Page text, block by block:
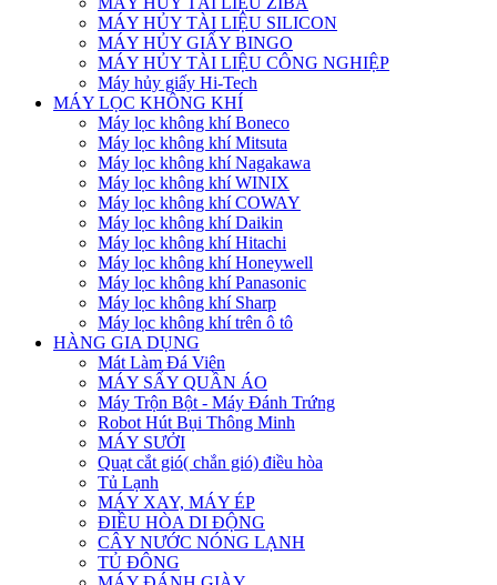
MÁY HỦY TÀI LIỆU SILICON
MÁY HỦY GIẤY BINGO
MÁY HỦY TÀI LIỆU CÔNG NGHIỆP
Máy hủy giấy Hi-Tech
MÁY LỌC KHÔNG KHÍ
Máy lọc không khí Boneco
Máy lọc không khí Mitsuta
Máy lọc không khí Nagakawa
Máy lọc không khí WINIX
Máy lọc không khí COWAY
Máy lọc không khí Daikin
Máy lọc không khí Hitachi
Máy lọc không khí Honeywell
Máy lọc không khí Panasonic
Máy lọc không khí Sharp
Máy lọc không khí trên ô tô
HÀNG GIA DỤNG
Mát Làm Đá Viên
MÁY SẤY QUẦN ÁO
Máy Trộn Bột - Máy Đánh Trứng
Robot Hút Bụi Thông Minh
MÁY SƯỞI
Quạt cắt gió( chắn gió) điều hòa
Tủ Lạnh
MÁY XAY, MÁY ÉP
ĐIỀU HÒA DI ĐỘNG
CÂY NƯỚC NÓNG LẠNH
TỦ ĐÔNG